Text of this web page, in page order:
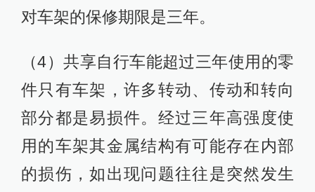
对车架的保修期限是三年。
（4）共享自行车能超过三年使用的零
件只有车架，许多转动、传动和转向
部分都是易损件。经过三年高强度使
用的车架其金属结构有可能存在内部
的损伤，如出现问题往往是突然发生